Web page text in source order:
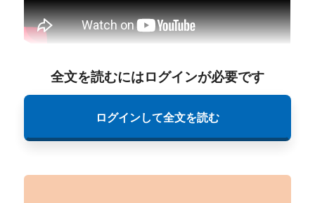
全文を読むにはログインが必要です
ログインして全文を読む